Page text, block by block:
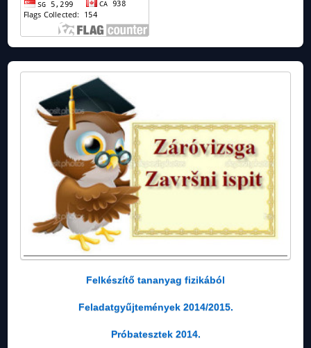
Felkészítő tananyag fizikából
Feladatgyűjtemények 2014/2015.
Próbatesztek 2014.